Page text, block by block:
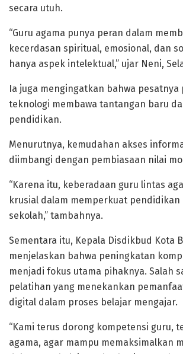
secara utuh.
“Guru agama punya peran dalam
kecerdasan spiritual, emosional, dan
hanya aspek intelektual,” ujar Neni,
Ia juga mengingatkan bahwa
teknologi membawa tantangan baru
pendidikan.
Menurutnya, kemudahan akses
diimbangi dengan pembiasaan nilai
“Karena itu, keberadaan guru lintas
krusial dalam memperkuat
sekolah,” tambahnya.
Sementara itu, Kepala Disdikbud Kota
menjelaskan bahwa peningkatan
menjadi fokus utama pihaknya. Salah
pelatihan yang menekankan
digital dalam proses belajar mengajar.
“Kami terus dorong kompetensi guru,
agama, agar mampu memaksimalkan